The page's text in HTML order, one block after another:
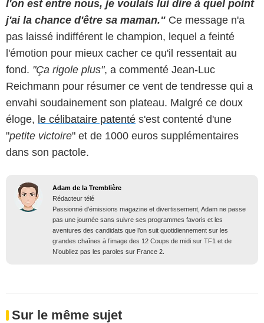
l'on est entre nous, je voulais lui dire à quel point
j'ai la chance d'être sa maman." Ce message n'a
pas laissé indifférent le champion, lequel a feinté
l'émotion pour mieux cacher ce qu'il ressentait au
fond. "Ça rigole plus", a commenté Jean-Luc
Reichmann pour résumer ce vent de tendresse qui a
envahi soudainement son plateau. Malgré ce doux
éloge, le célibataire patenté s'est contenté d'une
"petite victoire" et de 1000 euros supplémentaires
dans son pactole.
Adam de la Tremblière
Rédacteur télé
Passionné d’émissions magazine et divertissement, Adam ne passe
pas une journée sans suivre ses programmes favoris et les
aventures des candidats que l’on suit quotidiennement sur les
grandes chaînes à l’image des 12 Coups de midi sur TF1 et de
N’oubliez pas les paroles sur France 2.
Sur le même sujet